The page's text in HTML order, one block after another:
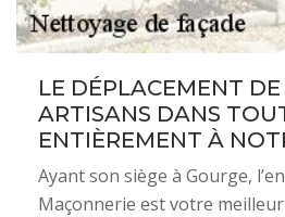
LE DÉPLACEMENT DE
ARTISANS DANS
ENTIÈREMENT À
Ayant son siège à Gourge,
Maçonnerie est votre